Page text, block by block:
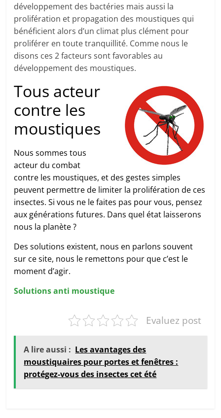
développement des bactéries mais aussi la
prolifération et propagation des moustiques qui
bénéficient alors d’un climat plus clément pour
proliférer en toute tranquillité. Comme nous le
disons ces 2 facteurs sont favorables au
développement des moustiques.
Tous acteur
contre les
moustiques
Nous sommes tous
acteur du combat
contre les moustiques, et des gestes simples
peuvent permettre de limiter la prolifération de ces
insectes. Si vous ne le faites pas pour vous, pensez
aux générations futures. Dans quel état laisserons
nous la planète ?
Des solutions existent, nous en parlons souvent
sur ce site, nous le remettons pour que c’est le
moment d’agir.
Solutions anti moustique
Evaluez post
A lire aussi : Les avantages des
moustiquaires pour portes et fenêtres :
protégez-vous des insectes cet été